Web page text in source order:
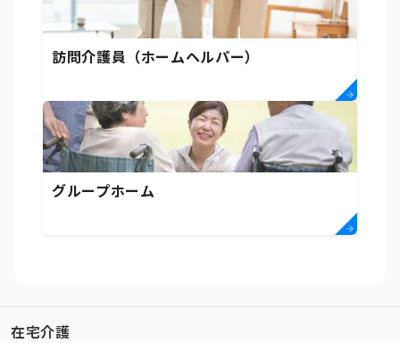
訪問介護員（ホームヘルパー）
グループホーム
在宅介護